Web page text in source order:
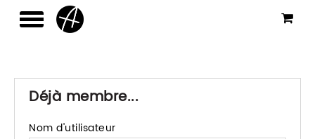
Déjà membre...
Nom d'utilisateur